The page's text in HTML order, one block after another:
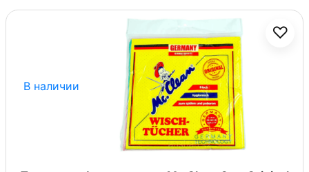
В наличии
♡